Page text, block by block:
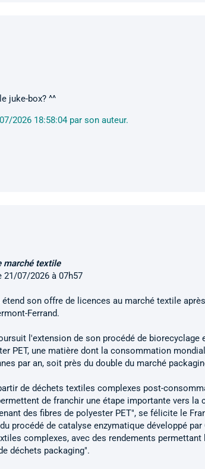
juke-box? ^^
2026 18:58:04 par son auteur.
marché textile
21/07/2026 à 07h57
son offre de licences au marché textile
Ferrand.
l'extension de son procédé de
PET, une matière dont la consommation
par an, soit près du double du marché
de déchets textiles complexes post-
de franchir une étape importante vers
des fibres de polyester PET", se félicite le
procédé de catalyse enzymatique développé
complexes, avec des rendements
déchets packaging".